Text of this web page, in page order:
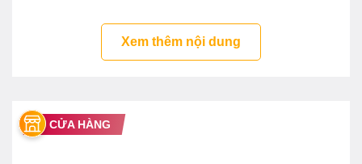
Kiềng gang công nghệ mới ,siêu bền , chống trơn
trượt khi nấu nướngXem thêm nội dung
CỬA HÀNG